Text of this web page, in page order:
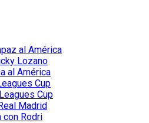
al América
Lozano
al América
Cup
Cup
Madrid
con Rodri